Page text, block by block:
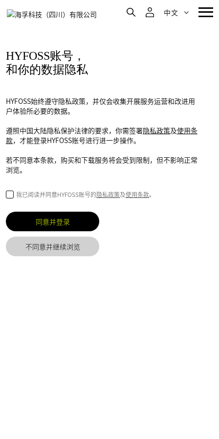
中文
HYFOSS账号，
和你的数据隐私
HYFOSS始终遵守隐私政策，并仅会收集开展服务运营和改进用
户体验所必要的数据。
遵照中国大陆隐私保护法律的要求，你需签署隐私政策及使用条
款，才能登录HYFOSS账号进行进一步操作。
若不同意本条款，购买和下载服务将会受到限制，但不影响正常
浏览。
我已阅读并同意HYFOSS账号的隐私政策及使用条款。
同意并登录
不同意并继续浏览